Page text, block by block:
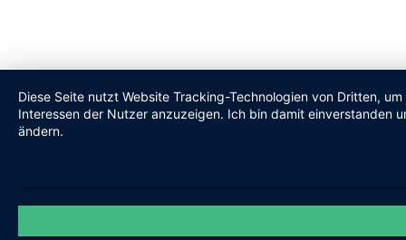
Diese Seite nutzt Website Tracking-Technologien von Dritten,
Interessen der Nutzer anzuzeigen. Ich bin damit einverstanden
ändern.